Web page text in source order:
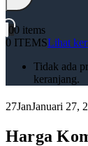
00 items
0 ITEMSLihat
Tidak ada
keranjang.
27JanJanuari 27,
Harga